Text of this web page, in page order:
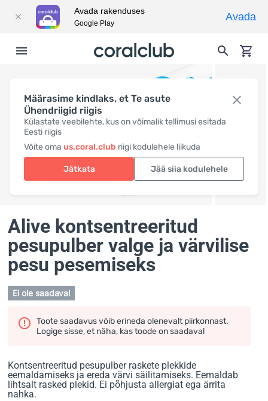
Määrasime kindlaks, et Te asute
Ühendriigid riigis
Külastate veebilehte, kus on võimalik tellimusi esitada
Eesti riigis
Võite oma us.coral.club riigi kodulehele liikuda
Jätkata Jää siia kodulehele
Alive kontsentreeritud
pesupulber valge ja värvilise
pesu pesemiseks
Ei ole saadaval
Kontsentreeritud pesupulber raskete plekkide
eemaldamiseks ja ereda värvi säilitamiseks. Eemaldab
lihtsalt rasked plekid. Ei põhjusta allergiat ega ärrita
nahka.
Toote saadavus võib erineda olenevalt piirkonnast.
Logige sisse, et näha, kas toode on saadaval
Avada rakenduses
Google Play
Avada